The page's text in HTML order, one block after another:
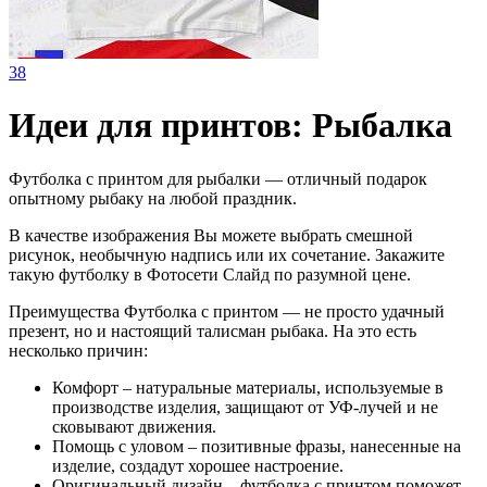
38
Идеи для принтов: Рыбалка
Футболка с принтом для рыбалки — отличный подарок
опытному рыбаку на любой праздник.
В качестве изображения Вы можете выбрать смешной
рисунок, необычную надпись или их сочетание. Закажите
такую футболку в Фотосети Слайд по разумной цене.
Преимущества Футболка с принтом — не просто удачный
презент, но и настоящий талисман рыбака. На это есть
несколько причин:
Комфорт – натуральные материалы, используемые в
производстве изделия, защищают от УФ-лучей и не
сковывают движения.
Помощь с уловом – позитивные фразы, нанесенные на
изделие, создадут хорошее настроение.